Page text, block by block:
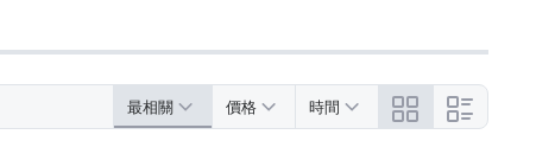
最相關 價格 時間